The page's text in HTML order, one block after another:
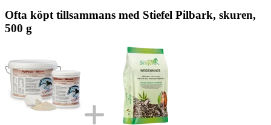
Ofta köpt tillsammans med Stiefel Pilbark, skuren,
500 g